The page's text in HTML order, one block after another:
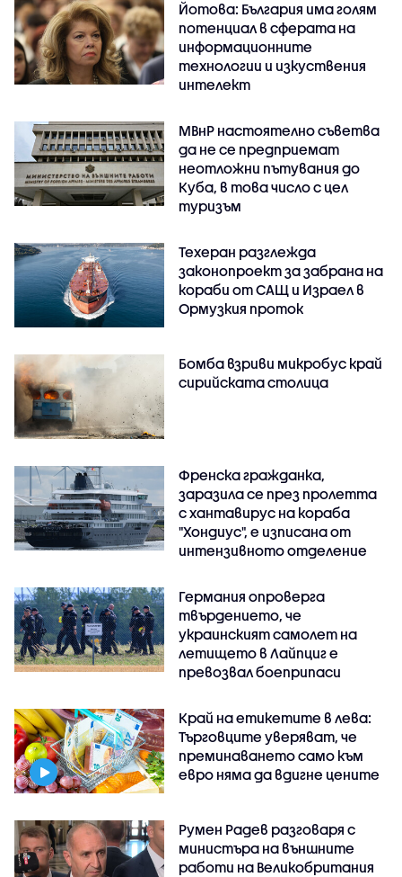
Йотова: България има голям
потенциал в сферата на
информационните
технологии и изкуствения
интелект
МВнР настоятелно съветва
да не се предприемат
неотложни пътувания до
Куба, в това число с цел
туризъм
Техеран разглежда
законопроект за забрана на
кораби от САЩ и Израел в
Ормузкия проток
Бомба взриви микробус край
сирийската столица
Френска гражданка,
заразила се през пролетта
с хантавирус на кораба
"Хондиус", е изписана от
интензивното отделение
Германия опроверга
твърдението, че
украинският самолет на
летището в Лайпциг е
превозвал боеприпаси
Край на етикетите в лева:
Търговците уверяват, че
преминаването само към
евро няма да вдигне цените
Румен Радев разговаря с
министъра на външните
работи на Великобритания